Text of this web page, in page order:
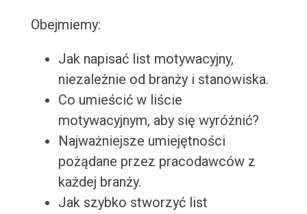
Obejmiemy:
Jak napisać list motywacyjny,
niezależnie od branży i stanowiska.
Co umieścić w liście
motywacyjnym, aby się wyróżnić?
Najważniejsze umiejętności
pożądane przez pracodawców z
każdej branży.
Jak szybko stworzyć list